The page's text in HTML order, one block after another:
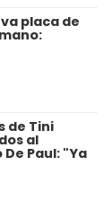
placa de
de Tini
al
Paul: "Ya